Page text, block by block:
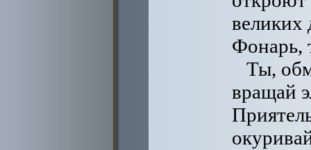
великих
Фонарь,
Ты,
вращай